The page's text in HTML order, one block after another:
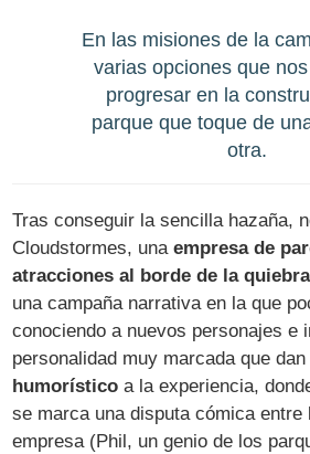
En las misiones de la
varias opciones que
progresar en la
parque que toque de
otra.
Tras conseguir la sencilla hazaña,
Cloudstormes, unaempresa de
atracciones al borde de la quiebra
una campaña narrativa en la que
conociendo a nuevos personajes e
personalidad muy marcada que
humorístico a la experiencia,
se marca una disputa cómica entre
empresa (Phil, un genio de los